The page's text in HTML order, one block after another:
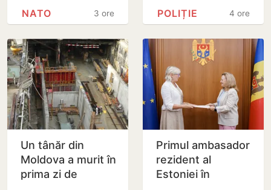
cu un atac chiar în
3 ore
NATO
facilitat transferul
4 ore
POLIȚIE
Un tânăr din
Moldova a murit în
prima zi de
Primul ambasador
rezident al
Estoniei în